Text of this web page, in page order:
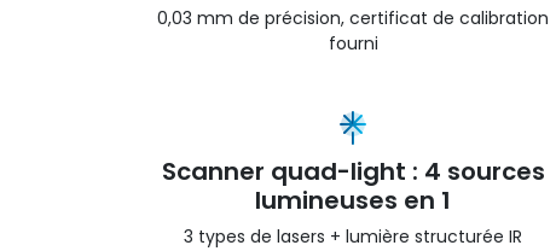
0,03 mm de précision, certificat de calibration
fourni
Scanner quad-light : 4 sources
lumineuses en 1
3 types de lasers + lumière structurée IR